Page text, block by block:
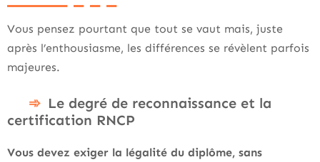
Vous pensez pourtant que tout se vaut mais, juste
après l’enthousiasme, les différences se révèlent parfois
majeures.
Le degré de reconnaissance et la
certification RNCP
Vous devez exiger la légalité du diplôme, sans